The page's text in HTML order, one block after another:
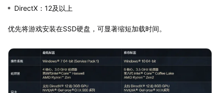
DirectX：12及以上
优先将游戏安装在SSD硬盘，可显著缩短加载时间。